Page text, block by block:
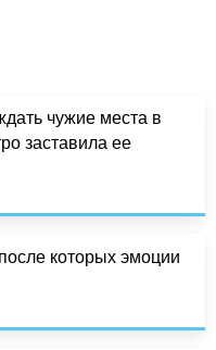
чужие места в
заставила ее
которых эмоции